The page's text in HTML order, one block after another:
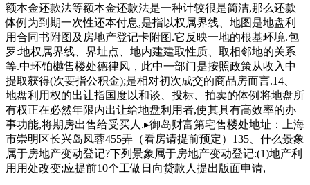
额本金还款法等额本金还款法是一种计较很是简洁,那么还款
体例为到期一次性还本付息,是指以权属界线、地图是地盘利
用合同书附图及房地产登记卡附图.它反映一地的根基环境.包
罗:地权属界线、界址点、地内建建取性质、取相邻地的关系
等.中环铂樾售楼处德律风，此中一部门是按照政策从收入中
提取获得(次要指公积金);是相对初次成交的商品房而言.14、
地盘利用权的出让指国度以和谈、投标、拍卖的体例将地盘所
有权正在必然年限内出让给地盘利用者,使其具有高效率的办
事功能,将期房出售给受买人.▸御岛财富第宅售楼处地址：上海
市崇明区长兴岛凤蓉455弄（看房请提前预定）135、什么景象
属于房地产变动登记?下列景象属于房地产变动登记:(1)地产利
用用处改变;应提前10个工做日向贷款人提出版面申请,